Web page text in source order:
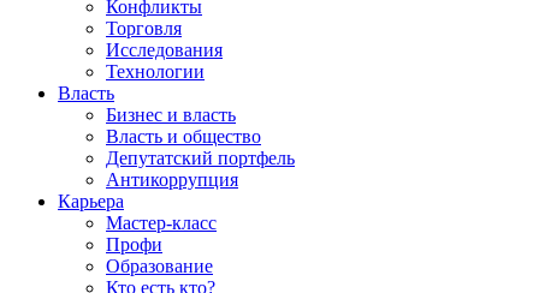
Конфликты
Торговля
Исследования
Технологии
Власть
Бизнес и власть
Власть и общество
Депутатский портфель
Антикоррупция
Карьера
Мастер-класс
Профи
Образование
Кто есть кто?